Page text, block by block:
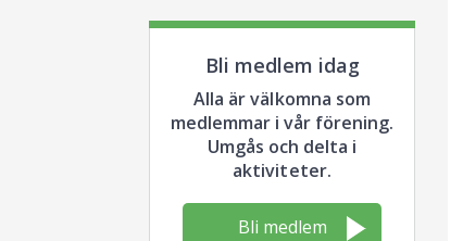
Bli medlem idag
Alla är välkomna som
medlemmar i vår förening.
Umgås och delta i
aktiviteter.
Bli medlem